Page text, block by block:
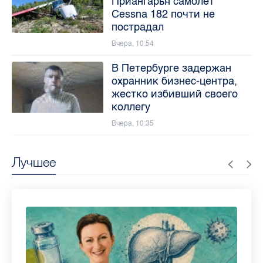
Лучшее
Cessna 182 почти не
пострадал
Вчера, 10:54
В Петербурге задержан
охранник бизнес-центра,
жестко избивший своего
коллегу
Вчера, 10:35